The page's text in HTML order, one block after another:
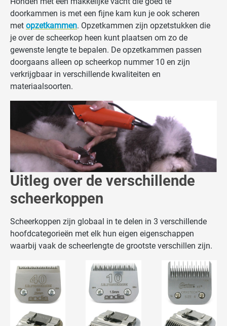
doorkammen is met een fijne kam kun je ook scheren
met opzetkammen. Opzetkammen zijn opzetstukken die
je over de scheerkop heen kunt plaatsen om zo de
gewenste lengte te bepalen. De opzetkammen passen
doorgaans alleen op scheerkop nummer 10 en zijn
verkrijgbaar in verschillende kwaliteiten en
materiaalsoorten.
Uitleg over de verschillende
scheerkoppen
Scheerkoppen zijn globaal in te delen in 3 verschillende
hoofdcategorieën met elk hun eigen eigenschappen
waarbij vaak de scheerlengte de grootste verschillen zijn.